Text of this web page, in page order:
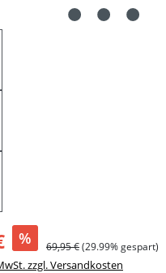
% 69,95 €(29.99% gespart)
zzgl. Versandkosten